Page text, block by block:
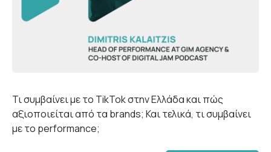
Τι συμβαίνει με το TikTok στην Ελλάδα και πώς
αξιοποιείται από τα brands; Και τελικά, τι συμβαίνει
με το performance;